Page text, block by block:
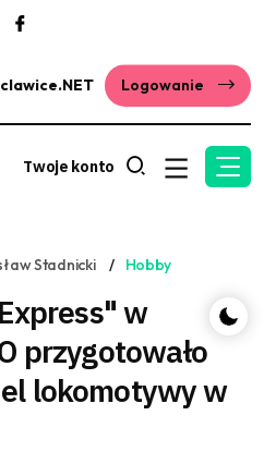
Logowanie
Twoje konto
Stadnicki Hobby
w
przygotowało
lokomotywy w